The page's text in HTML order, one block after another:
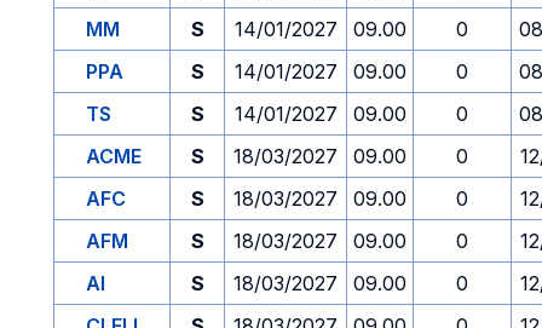
MM
S 14/01/2027 09.00 0
PPA
S 14/01/2027 09.00 0
TS
S 14/01/2027 09.00 0
ACME
S 18/03/2027 09.00 0
AFC
S 18/03/2027 09.00 0
AFM
S 18/03/2027 09.00 0
AI
S 18/03/2027 09.00 0